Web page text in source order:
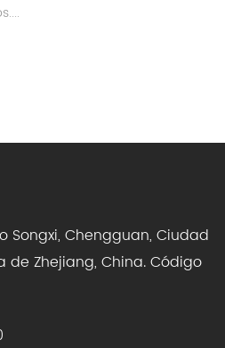
Songxi, Chengguan, Ciudad
de Zhejiang, China. Código